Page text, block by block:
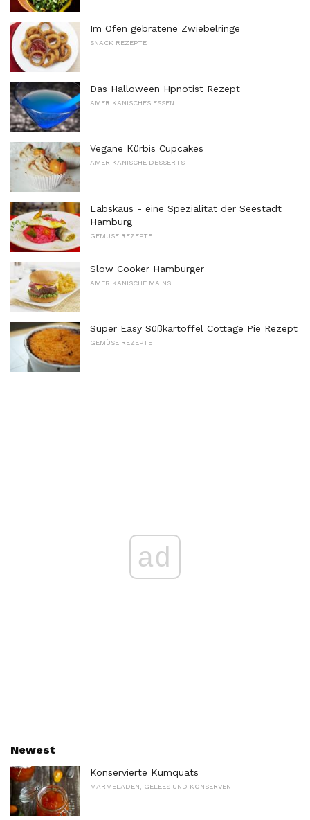
Im Ofen gebratene Zwiebelringe
SNACK REZEPTE
Das Halloween Hpnotist Rezept
AMERIKANISCHES ESSEN
Vegane Kürbis Cupcakes
AMERIKANISCHE DESSERTS
Labskaus - eine Spezialität der Seestadt
Hamburg
GEMÜSE REZEPTE
Slow Cooker Hamburger
AMERIKANISCHE MAINS
Super Easy Süßkartoffel Cottage Pie Rezept
GEMÜSE REZEPTE
ad
Newest
Konservierte Kumquats
MARMELADEN, GELEES UND KONSERVEN